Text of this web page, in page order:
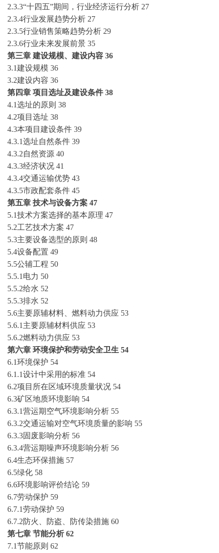
2.3.3“十四五”期间，行业经济运行分析 27
2.3.4行业发展趋势分析 27
2.3.5行业销售策略趋势分析 29
2.3.6行业未来发展前景 35
第三章 建设规模、建设内容 36
3.1建设规模 36
3.2建设内容 36
第四章 项目选址及建设条件 38
4.1选址的原则 38
4.2项目选址 38
4.3本项目建设条件 39
4.3.1选址自然条件 39
4.3.2自然资源 40
4.3.3经济状况 41
4.3.4交通运输优势 43
4.3.5市政配套条件 45
第五章 技术与设备方案 47
5.1技术方案选择的基本原理 47
5.2工艺技术方案 47
5.3主要设备选型的原则 48
5.4设备配置 49
5.5公辅工程 50
5.5.1电力 50
5.5.2给水 52
5.5.3排水 52
5.6主要原辅材料、燃料动力供应 53
5.6.1主要原辅材料供应 53
5.6.2燃料动力供应 53
第六章 环境保护和劳动安全卫生 54
6.1环境保护 54
6.1.1设计中采用的标准 54
6.2项目所在区域环境质量状况 54
6.3矿区地质环境影响 54
6.3.1营运期空气环境影响分析 55
6.3.2交通运输对空气环境质量的影响 55
6.3.3固废影响分析 56
6.3.4营运期噪声环境影响分析 56
6.4生态环保措施 57
6.5绿化 58
6.6环境影响评价结论 59
6.7劳动保护 59
6.7.1劳动保护 59
6.7.2防火、防盗、防传染措施 60
第七章 节能分析 62
7.1节能原则 62